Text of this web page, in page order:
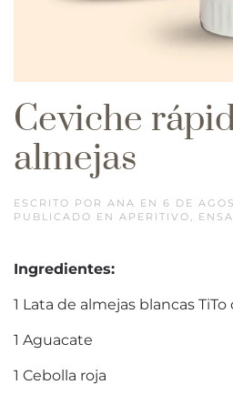
Ceviche
almejas
ESCRITO POR ANA EN 6 DE
PUBLICADO EN APERITIVO ,
Ingredientes:
1 Lata de almejas blancas
1 Aguacate
1 Cebolla roja